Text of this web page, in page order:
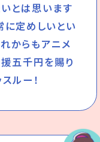
とは思います
に定めしいとい
からもアニメ
五千円を賜り
ルー！